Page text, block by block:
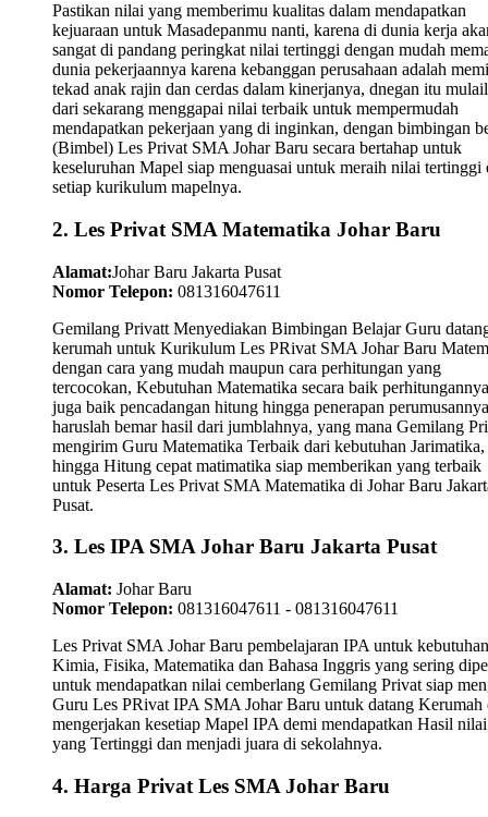
Pastikan nilai yang memberimu kualitas dalam mendapatkan
kejuaraan untuk Masadepanmu nanti, karena di dunia kerja
sangat di pandang peringkat nilai tertinggi dengan mudah
dunia pekerjaannya karena kebanggan perusahaan adalah
tekad anak rajin dan cerdas dalam kinerjanya, dnegan itu
dari sekarang menggapai nilai terbaik untuk mempermudah
mendapatkan pekerjaan yang di inginkan, dengan bimbingan
(Bimbel) Les Privat SMA Johar Baru secara bertahap untuk
keseluruhan Mapel siap menguasai untuk meraih nilai tertinggi
setiap kurikulum mapelnya.
2. Les Privat SMA Matematika Johar Baru
Alamat:Johar Baru Jakarta Pusat
Nomor Telepon: 081316047611
Gemilang Privatt Menyediakan Bimbingan Belajar Guru
kerumah untuk Kurikulum Les PRivat SMA Johar Baru
dengan cara yang mudah maupun cara perhitungan yang
tercocokan, Kebutuhan Matematika secara baik
juga baik pencadangan hitung hingga penerapan perumusannya
haruslah bemar hasil dari jumblahnya, yang mana Gemilang
mengirim Guru Matematika Terbaik dari kebutuhan Jarimatika,
hingga Hitung cepat matimatika siap memberikan yang terbaik
untuk Peserta Les Privat SMA Matematika di Johar Baru
Pusat.
3. Les IPA SMA Johar Baru Jakarta Pusat
Alamat: Johar Baru
Nomor Telepon: 081316047611 - 081316047611
Les Privat SMA Johar Baru pembelajaran IPA untuk kebutuhan
Kimia, Fisika, Matematika dan Bahasa Inggris yang sering
untuk mendapatkan nilai cemberlang Gemilang Privat siap
Guru Les PRivat IPA SMA Johar Baru untuk datang Kerumah
mengerjakan kesetiap Mapel IPA demi mendapatkan Hasil nilai
yang Tertinggi dan menjadi juara di sekolahnya.
4. Harga Privat Les SMA Johar Baru